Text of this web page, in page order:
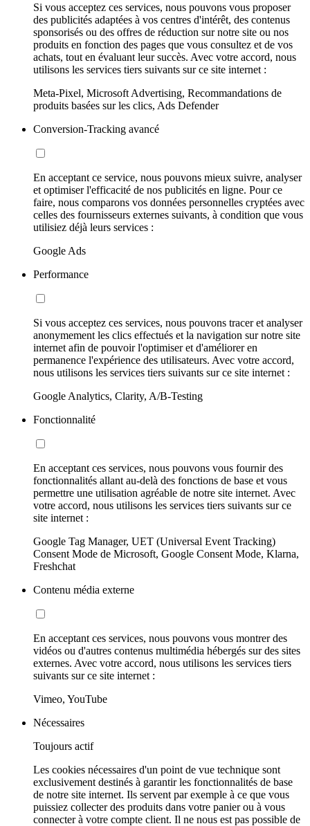
Si vous acceptez ces services, nous pouvons vous proposer
des publicités adaptées à vos centres d'intérêt, des contenus
sponsorisés ou des offres de réduction sur notre site ou nos
produits en fonction des pages que vous consultez et de vos
achats, tout en évaluant leur succès. Avec votre accord, nous
utilisons les services tiers suivants sur ce site internet :
Meta-Pixel, Microsoft Advertising, Recommandations de
produits basées sur les clics, Ads Defender
Conversion-Tracking avancé
En acceptant ce service, nous pouvons mieux suivre, analyser
et optimiser l'efficacité de nos publicités en ligne. Pour ce
faire, nous comparons vos données personnelles cryptées avec
celles des fournisseurs externes suivants, à condition que vous
utilisiez déjà leurs services :
Google Ads
Performance
Si vous acceptez ces services, nous pouvons tracer et analyser
anonymement les clics effectués et la navigation sur notre site
internet afin de pouvoir l'optimiser et d'améliorer en
permanence l'expérience des utilisateurs. Avec votre accord,
nous utilisons les services tiers suivants sur ce site internet :
Google Analytics, Clarity, A/B-Testing
Fonctionnalité
En acceptant ces services, nous pouvons vous fournir des
fonctionnalités allant au-delà des fonctions de base et vous
permettre une utilisation agréable de notre site internet. Avec
votre accord, nous utilisons les services tiers suivants sur ce
site internet :
Google Tag Manager, UET (Universal Event Tracking)
Consent Mode de Microsoft, Google Consent Mode, Klarna,
Freshchat
Contenu média externe
En acceptant ces services, nous pouvons vous montrer des
vidéos ou d'autres contenus multimédia hébergés sur des sites
externes. Avec votre accord, nous utilisons les services tiers
suivants sur ce site internet :
Vimeo, YouTube
Nécessaires
Toujours actif
Les cookies nécessaires d'un point de vue technique sont
exclusivement destinés à garantir les fonctionnalités de base
de notre site internet. Ils servent par exemple à ce que vous
puissiez collecter des produits dans votre panier ou à vous
connecter à votre compte client. Il ne nous est pas possible de